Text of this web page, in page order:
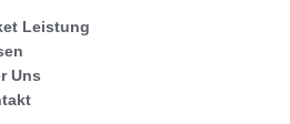
Leistung
Uns